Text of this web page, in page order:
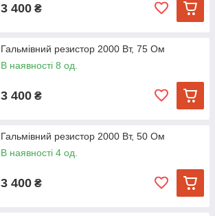
3 400 ₴
Гальмівний резистор 2000 Вт, 75 Ом
В наявності 8 од.
3 400 ₴
Гальмівний резистор 2000 Вт, 50 Ом
В наявності 4 од.
3 400 ₴